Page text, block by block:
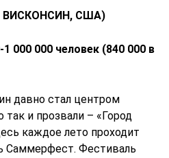
США)
000 000 человек (840 000 в
давно стал центром
и прозвали – «Город
каждое лето проходит
Саммерфест. Фестиваль